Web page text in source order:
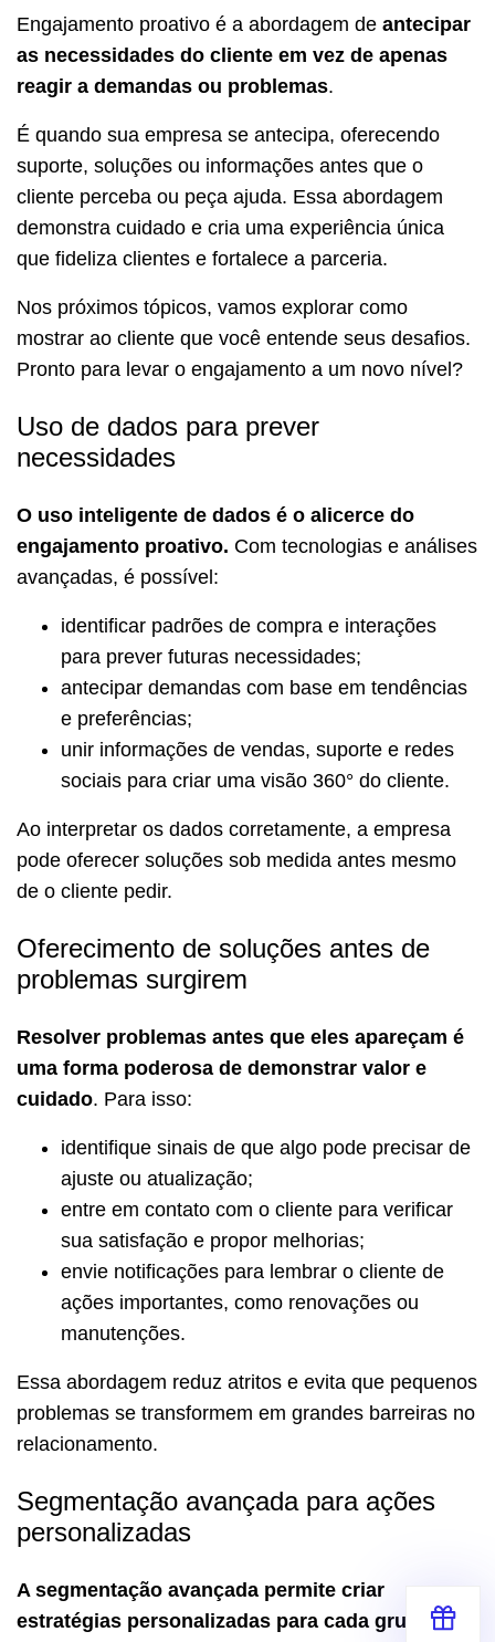
Engajamento proativo é a abordagem de antecipar
as necessidades do cliente em vez de apenas
reagir a demandas ou problemas.
É quando sua empresa se antecipa, oferecendo
suporte, soluções ou informações antes que o
cliente perceba ou peça ajuda. Essa abordagem
demonstra cuidado e cria uma experiência única
que fideliza clientes e fortalece a parceria.
Nos próximos tópicos, vamos explorar como
mostrar ao cliente que você entende seus desafios.
Pronto para levar o engajamento a um novo nível?
Uso de dados para prever
necessidades
O uso inteligente de dados é o alicerce do
engajamento proativo. Com tecnologias e análises
avançadas, é possível:
identificar padrões de compra e interações
para prever futuras necessidades;
antecipar demandas com base em tendências
e preferências;
unir informações de vendas, suporte e redes
sociais para criar uma visão 360° do cliente.
Ao interpretar os dados corretamente, a empresa
pode oferecer soluções sob medida antes mesmo
de o cliente pedir.
Oferecimento de soluções antes de
problemas surgirem
Resolver problemas antes que eles apareçam é
uma forma poderosa de demonstrar valor e
cuidado. Para isso:
identifique sinais de que algo pode precisar de
ajuste ou atualização;
entre em contato com o cliente para verificar
sua satisfação e propor melhorias;
envie notificações para lembrar o cliente de
ações importantes, como renovações ou
manutenções.
Essa abordagem reduz atritos e evita que pequenos
problemas se transformem em grandes barreiras no
relacionamento.
Segmentação avançada para ações
personalizadas
A segmentação avançada permite criar
estratégias personalizadas para cada grupo de